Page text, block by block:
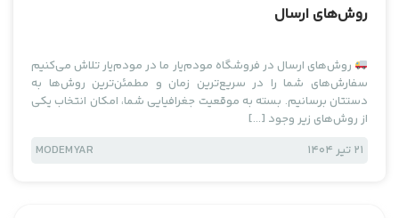
روش‌های ارسال
روش‌های ارسال در فروشگاه مودم‌یار ما در مودم‌یار تلاش می‌کنیم
سفارش‌های شما را در سریع‌ترین زمان و مطمئن‌ترین روش‌ها به
دستتان برسانیم. بسته به موقعیت جغرافیایی شما، امکان انتخاب یکی
از روش‌های زیر وجود […]
21 تیر 1404
MODEMYAR